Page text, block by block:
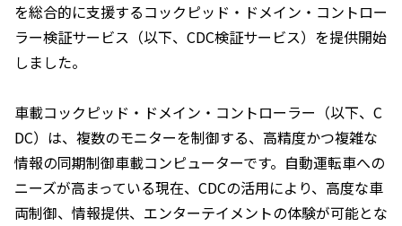
を総合的に支援するコックピッド・ドメイン・コントロー
ラー検証サービス（以下、CDC検証サービス）を提供開始
しました。
車載コックピッド・ドメイン・コントローラー（以下、C
DC）は、複数のモニターを制御する、高精度かつ複雑な
情報の同期制御車載コンピューターです。自動運転車への
ニーズが高まっている現在、CDCの活用により、高度な車
両制御、情報提供、エンターテイメントの体験が可能とな